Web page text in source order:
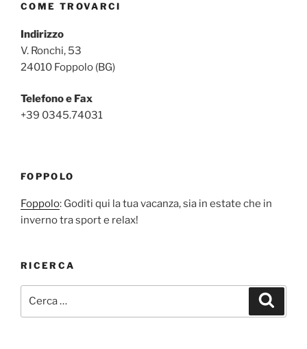
COME TROVARCI
Indirizzo
V. Ronchi, 53
24010 Foppolo (BG)
Telefono e Fax
+39 0345.74031
FOPPOLO
Foppolo: Goditi qui la tua vacanza, sia in estate che in
inverno tra sport e relax!
RICERCA